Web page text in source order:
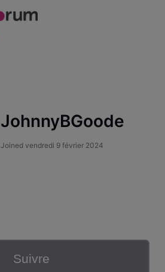
JohnnyBGoode
Joined vendredi 9 février 2024
Suivre